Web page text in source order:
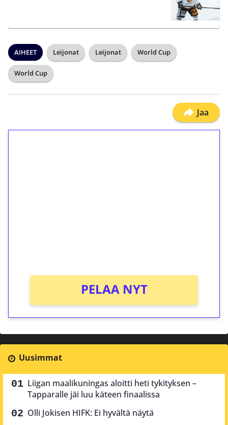
AIHEET Leijonat Leijonat World Cup
World Cup
Jaa
PELAA NYT
Uusimmat
Liigan maalikuningas aloitti heti tykityksen –
Tapparalle jäi luu käteen finaalissa
Olli Jokisen HIFK: Ei hyvältä näytä